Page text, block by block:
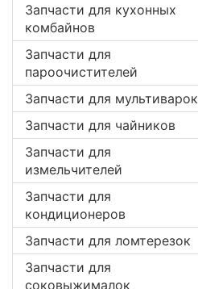
Запчасти для кухонных
комбайнов
Запчасти для
пароочистителей
Запчасти для мультиварок
Запчасти для чайников
Запчасти для
измельчителей
Запчасти для
кондиционеров
Запчасти для ломтерезок
Запчасти для
соковыжималок